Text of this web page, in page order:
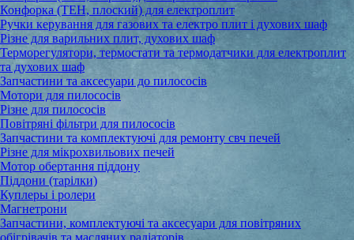
Конфорка (ТЕН, плоский) для електроплит
Ручки керування для газових та електро плит і духових шаф
Різне для варильних плит, духових шаф
Терморегулятори, термостати та термодатчики для електроплит
та духових шаф
Запчастини та аксесуари до пилососів
Мотори для пилососів
Різне для пилососів
Повітряні фільтри для пилососів
Запчастини та комплектуючі для ремонту свч печей
Різне для мікрохвильових печей
Мотор обертання піддону
Піддони (тарілки)
Куплеры і ролери
Магнетрони
Запчастини, комплектуючі та аксесуари для повітряних
обігрівачів та масляних радіаторів